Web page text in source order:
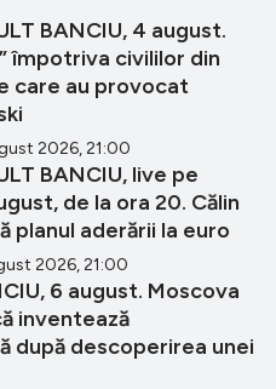
BANCIU, 4 august.
împotriva civililor din
care au provocat
2026, 21:00
BANCIU, live pe
de la ora 20. Călin
planul aderării la euro
2026, 21:00
6 august. Moscova
inventează
după descoperirea unei